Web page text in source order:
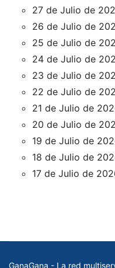
27 de Julio de
26 de Julio de
25 de Julio de
24 de Julio de
23 de Julio de
22 de Julio de
21 de Julio de
20 de Julio de
19 de Julio de
18 de Julio de
17 de Julio de
GanaGana - La red